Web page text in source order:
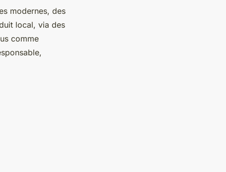
modernes, des
local, via des
comme